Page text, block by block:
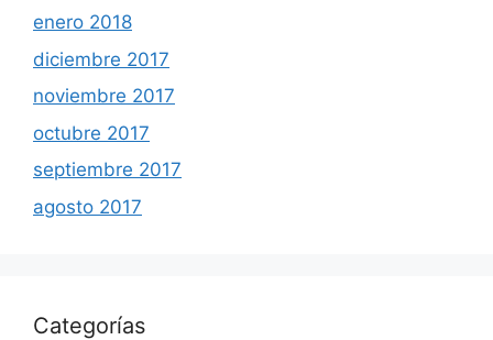
enero 2018
diciembre 2017
noviembre 2017
octubre 2017
septiembre 2017
agosto 2017
Categorías